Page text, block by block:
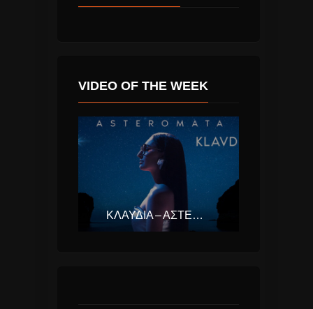
VIDEO OF THE WEEK
ΚΛΑΥΔΊΑ – ΑΣΤΕΡΟΜΆΤΑ (EUROVISION ΕΛΛΆΔΑ 2025)